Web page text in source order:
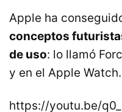
Apple ha
conceptos
de uso: lo llamó
y en el Apple Watch.
https://youtu.be/